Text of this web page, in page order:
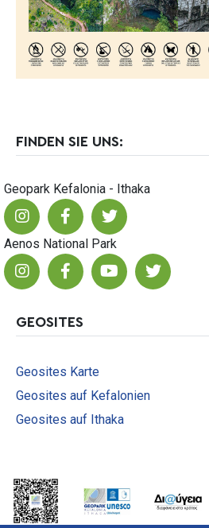
FINDEN SIE UNS:
Geopark Kefalonia - Ithaka
Aenos National Park
GEOSITES
Geosites Karte
Geosites auf Kefalonien
Geosites auf Ithaka